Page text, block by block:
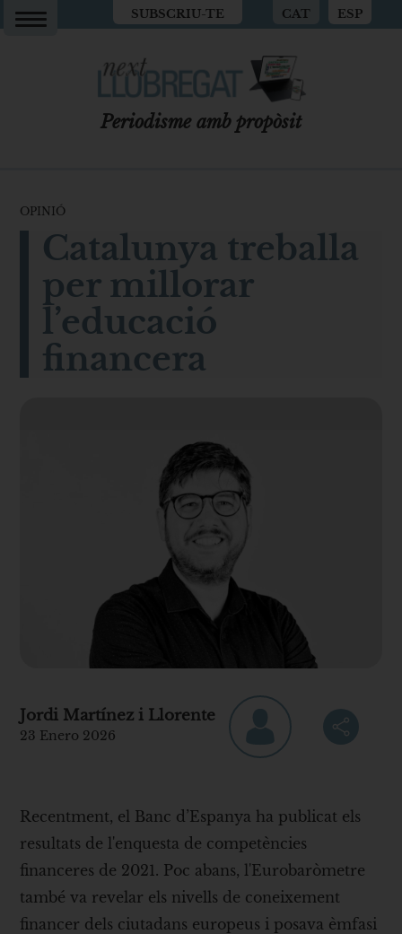
SUBSCRIU-TE CAT ESP
Periodisme amb propòsit
OPINIÓ
Catalunya treballa
per millorar
l’educació
financera
Jordi Martínez i Llorente
23 Enero 2026
Recentment, el Banc d’Espanya ha publicat els
resultats de l'enquesta de competències
financeres de 2021. Poc abans, l'Eurobaròmetre
també va revelar els nivells de coneixement
financer dels ciutadans europeus i posava èmfasi